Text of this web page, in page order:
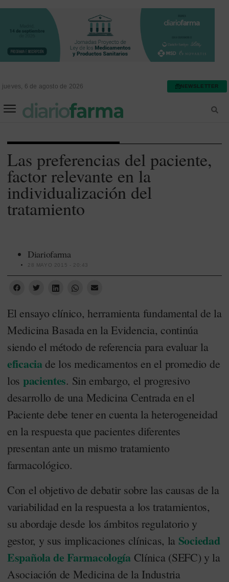
jueves, 6 de agosto de 2026 NEWSLETTER
Las preferencias del paciente,
factor relevante en la
individualización del
tratamiento
Diariofarma
28 MAYO 2015 - 20:43
El ensayo clínico, herramienta fundamental de la
Medicina Basada en la Evidencia, continúa
siendo el método de referencia para evaluar la
eficaciade los medicamentos en el promedio de
los pacientes. Sin embargo, el progresivo
desarrollo de una Medicina Centrada en el
Paciente debe tener en cuenta la heterogeneidad
en la respuesta que pacientes diferentes
presentan ante un mismo tratamiento
farmacológico.
Con el objetivo de debatir sobre las causas de la
variabilidad en la respuesta a los tratamientos,
su abordaje desde los ámbitos regulatorio y
gestor, y sus implicaciones clínicas, la Sociedad
Española de FarmacologíaClínica (SEFC) y la
Asociación de Medicina de la Industria